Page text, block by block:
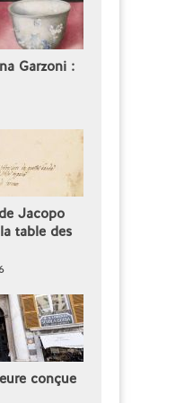
Garzoni :
Jacopo
table des
conçue